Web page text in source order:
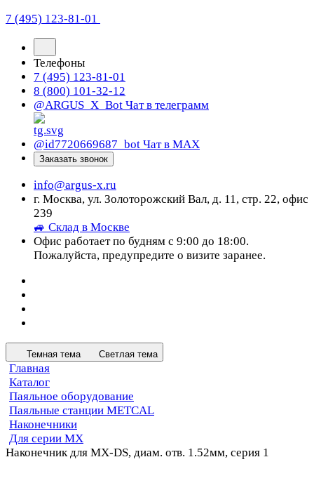
7 (495) 123-81-01
Телефоны
7 (495) 123-81-01
8 (800) 101-32-12
@ARGUS_X_Bot Чат в телеграмм
@id7720669687_bot Чат в МАХ
Заказать звонок
info@argus-x.ru
г. Москва, ул. Золоторожский Вал, д. 11, стр. 22, офис
239
🚙 Склад в Москве
Офис работает по будням с 9:00 до 18:00.
Пожалуйста, предупредите о визите заранее.
Темная тема Светлая тема
Главная
Каталог
Паяльное оборудование
Паяльные станции METCAL
Наконечники
Для серии MX
Наконечник для MX-DS, диам. отв. 1.52мм, серия 1